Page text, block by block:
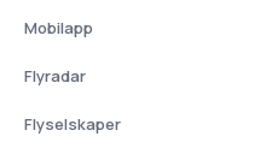
Mobilapp
Flyradar
Flyselskaper